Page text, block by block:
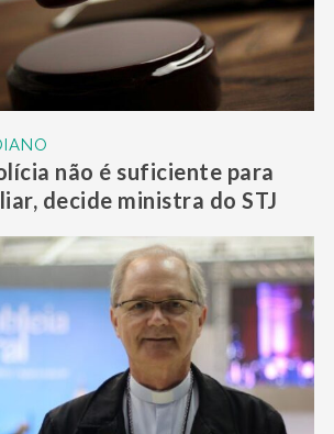
não é suficiente para
decide ministra do STJ